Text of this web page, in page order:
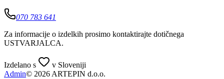
070 783 641
Za informacije o izdelkih prosimo kontaktirajte dotičnega
USTVARJALCA.
Izdelano s
v Sloveniji
Admin© 2026 ARTEPIN d.o.o.